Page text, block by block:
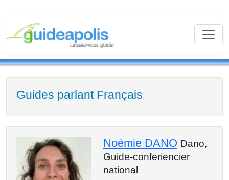
Guides parlant Français
Noémie DANO Dano,
Guide-conferiencier
national